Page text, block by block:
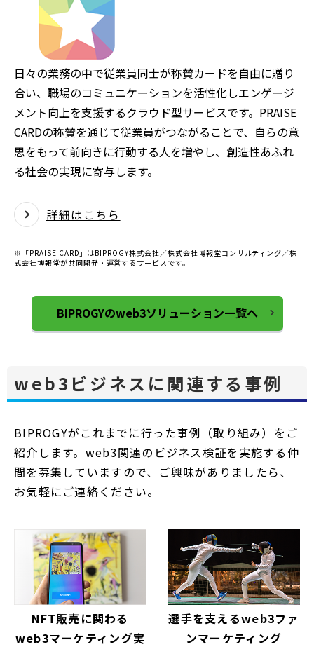
日々の業務の中で従業員同士が称賛カードを自由に贈り
合い、職場のコミュニケーションを活性化しエンゲージ
メント向上を支援するクラウド型サービスです。PRAISE
CARDの称賛を通じて従業員がつながることで、自らの意
思をもって前向きに行動する人を増やし、創造性あふれ
る社会の実現に寄与します。
詳細はこちら
※「PRAISE CARD」はBIPROGY株式会社／株式会社博報堂コンサルティング／株
式会社博報堂が共同開発・運営するサービスです。
BIPROGYのweb3ソリューション一覧へ
web3ビジネスに関連する事例
BIPROGYがこれまでに行った事例（取り組み）をご
紹介します。web3関連のビジネス検証を実施する仲
間を募集していますので、ご興味がありましたら、
お気軽にご連絡ください。
NFT販売に関わる
web3マーケティング実
選手を支えるweb3ファ
ンマーケティング